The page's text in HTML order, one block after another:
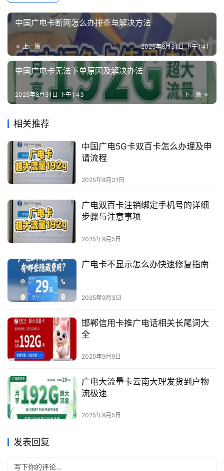
中国广电卡断网怎么办排查与解决方法
上一篇 2025年8月31日 下午1:41
中国广电卡无法下单原因及解决办法
下一篇
2025年8月31日 下午1:43
相关推荐
中国广电5G卡双百卡怎么办理及申
请流程
2025年8月31日
广电双百卡注销绑定手机号的详细
步骤与注意事项
2025年9月5日
广电卡不显示怎么办快速修复指南
2025年9月3日
邯郸信用卡推广电话相关长尾词大
全
2025年9月9日
广电大流量卡云南大理发货到户物
流极速
2025年9月5日
发表回复